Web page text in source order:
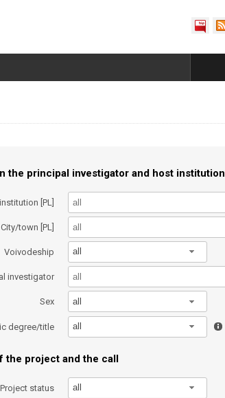
the principal investigator and host institution
[PL]
City/town [PL]
Voivodeship all
investigator
Sex all
degree/title all
the project and the call
Project status all